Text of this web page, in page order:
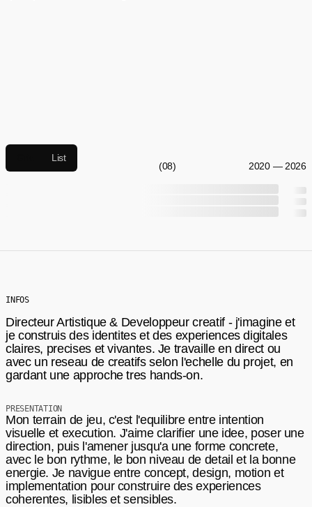
List
(08) 2020 — 2026
INFOS
Directeur Artistique & Developpeur creatif - j'imagine et
je construis des identites et des experiences digitales
claires, precises et vivantes. Je travaille en direct ou
avec un reseau de creatifs selon l'echelle du projet, en
gardant une approche tres hands-on.
PRESENTATION
Mon terrain de jeu, c'est l'equilibre entre intention
visuelle et execution. J'aime clarifier une idee, poser une
direction, puis l'amener jusqu'a une forme concrete,
avec le bon rythme, le bon niveau de detail et la bonne
energie. Je navigue entre concept, design, motion et
implementation pour construire des experiences
coherentes, lisibles et sensibles.